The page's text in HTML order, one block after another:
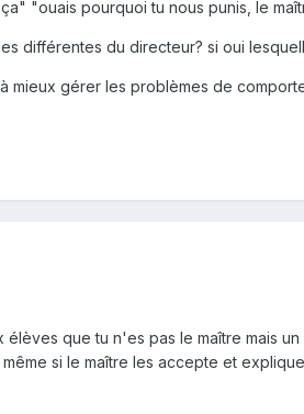
"ouais pourquoi tu nous punis, le
différentes du directeur? si oui
mieux gérer les problèmes de
que tu n'es pas le maître mais
si le maître les accepte et